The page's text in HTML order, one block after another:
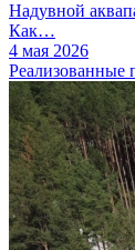
Надувной
Как…
4 мая 2026
Реализованные